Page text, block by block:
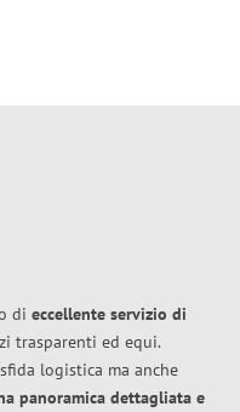
di eccellente servizio di
trasparenti ed equi.
logistica ma anche
panoramica dettagliata e